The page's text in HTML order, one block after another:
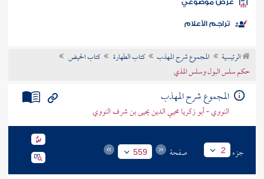
الكتب
موضوعي
تراجم الأعلام
الرئيسية المجموع شرح المهذب كتاب الطهارة
كتاب الحيض
حكم سلس البول وسلس المذي
المجموع شرح المهذب
النووي - أبو زكريا محيي الدين يحيى بن شرف النووي
جزء 2 صفحة 559